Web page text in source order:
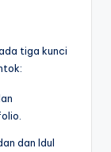
tiga kunci
dan Idul